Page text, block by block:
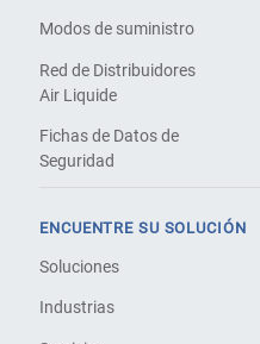
Modos de suministro
Red de Distribuidores
Air Liquide
Fichas de Datos de
Seguridad
ENCUENTRE SU SOLUCIÓN
Soluciones
Industrias